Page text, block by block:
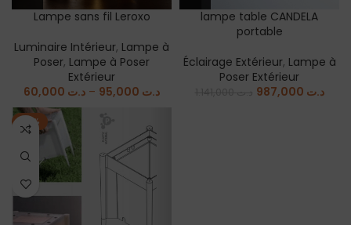
Lampe sans fil Leroxo
Luminaire Intérieur, Lampe à
Poser, Lampe à Poser
Extérieur
د.ت – د.ت
lampe table CANDELA
portable
Éclairage Extérieur, Lampe à
Poser Extérieur
د.ت
-18%